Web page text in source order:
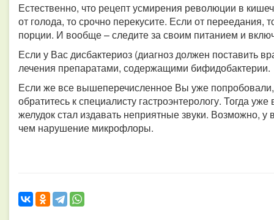
Естественно, что рецепт усмирения революции в
от голода, то срочно перекусите. Если от переедания,
порции. И вообще – следите за своим питанием и
Если у Вас дисбактериоз (диагноз должен поставить
лечения препаратами, содержащими бифидобактерии.
Если же все вышеперечисленное Вы уже
обратитесь к специалисту гастроэнтерологу. Тогда
желудок стал издавать неприятные звуки. Возможно,
чем нарушение микрофлоры.